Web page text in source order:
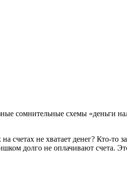
сомнительные схемы «деньги
не хватает денег? Кто-то
долго не оплачивают